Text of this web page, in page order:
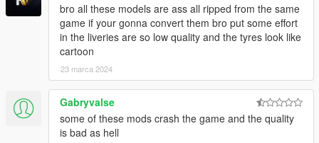
bro all these models are ass all ripped from the same
game if your gonna convert them bro put some effort
in the liveries are so low quality and the tyres look like
cartoon
23 marca 2024
Gabryvalse
some of these mods crash the game and the quality
is bad as hell